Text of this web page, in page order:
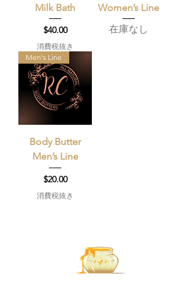
Milk Bath
価格
$40.00
消費税抜き
Women’s Line
在庫なし
Men's Line
Body Butter
Men’s Line
価格
$20.00
消費税抜き